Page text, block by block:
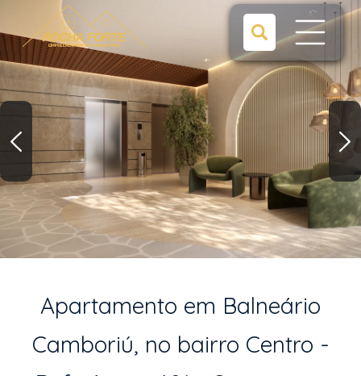
Apartamento em Balneário
Camboriú, no bairro Centro -